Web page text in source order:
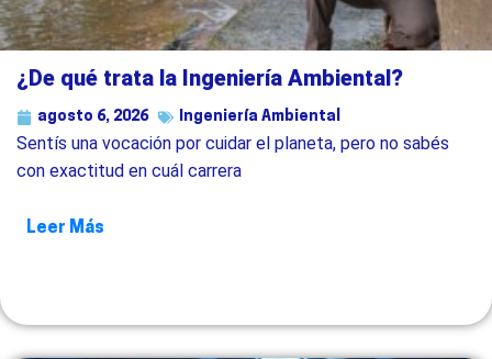
¿De qué trata la Ingeniería Ambiental?
agosto 6, 2026 Ingeniería Ambiental
Sentís una vocación por cuidar el planeta, pero no sabés
con exactitud en cuál carrera
Leer Más